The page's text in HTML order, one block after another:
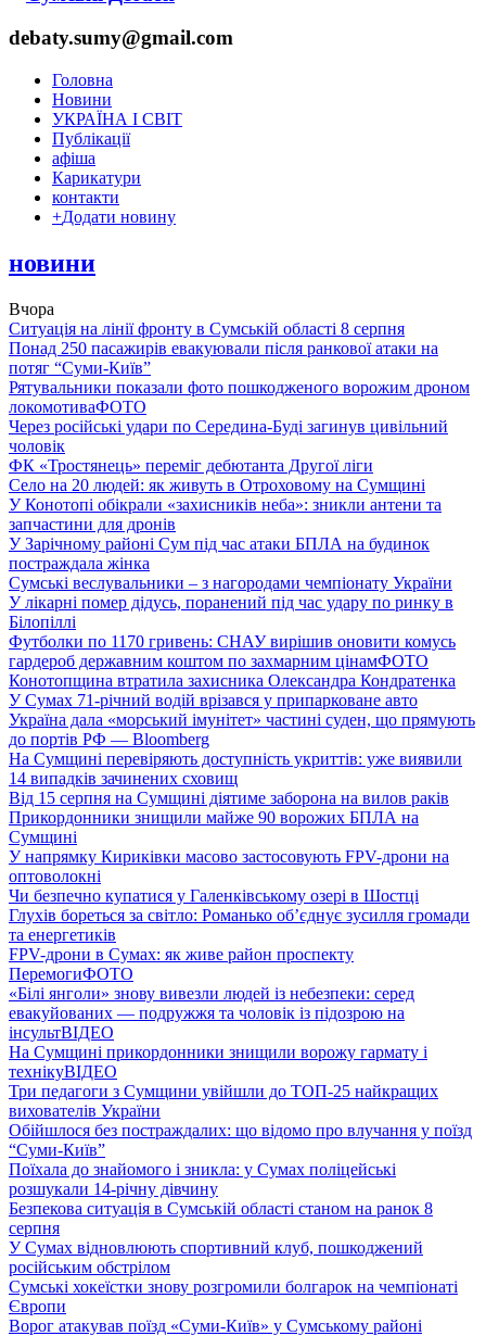
debaty.sumy@gmail.com
Головна
Новини
УКРАЇНА І СВІТ
Публікації
афіша
Карикатури
контакти
+Додати новину
новини
Вчора
Ситуація на лінії фронту в Сумській області 8 серпня
Понад 250 пасажирів евакуювали після ранкової атаки на
потяг “Суми-Київ”
Рятувальники показали фото пошкодженого ворожим дроном
локомотиваФОТО
Через російські удари по Середина-Буді загинув цивільний
чоловік
ФК «Тростянець» переміг дебютанта Другої ліги
Село на 20 людей: як живуть в Отроховому на Сумщині
У Конотопі обікрали «захисників неба»: зникли антени та
запчастини для дронів
У Зарічному районі Сум під час атаки БПЛА на будинок
постраждала жінка
Сумські веслувальники – з нагородами чемпіонату України
У лікарні помер дідусь, поранений під час удару по ринку в
Білопіллі
Футболки по 1170 гривень: СНАУ вирішив оновити комусь
гардероб державним коштом по захмарним цінамФОТО
Конотопщина втратила захисника Олександра Кондратенка
У Сумах 71-річний водій врізався у припарковане авто
Україна дала «морський імунітет» частині суден, що прямують
до портів РФ — Bloomberg
На Сумщині перевіряють доступність укриттів: уже виявили
14 випадків зачинених сховищ
Від 15 серпня на Сумщині діятиме заборона на вилов раків
Прикордонники знищили майже 90 ворожих БПЛА на
Сумщині
У напрямку Кириківки масово застосовують FPV-дрони на
оптоволокні
Чи безпечно купатися у Галенківському озері в Шостці
Глухів бореться за світло: Романько об’єднує зусилля громади
та енергетиків
FPV-дрони в Сумах: як живе район проспекту
ПеремогиФОТО
«Білі янголи» знову вивезли людей із небезпеки: серед
евакуйованих — подружжя та чоловік із підозрою на
інсультВІДЕО
На Сумщині прикордонники знищили ворожу гармату і
технікуВІДЕО
Три педагоги з Сумщини увійшли до ТОП-25 найкращих
вихователів України
Обійшлося без постраждалих: що відомо про влучання у поїзд
“Суми-Київ”
Поїхала до знайомого і зникла: у Сумах поліцейські
розшукали 14-річну дівчину
Безпекова ситуація в Сумській області станом на ранок 8
серпня
У Сумах відновлюють спортивний клуб, пошкоджений
російським обстрілом
Сумські хокеїстки знову розгромили болгарок на чемпіонаті
Європи
Ворог атакував поїзд «Суми-Київ» у Сумському районі